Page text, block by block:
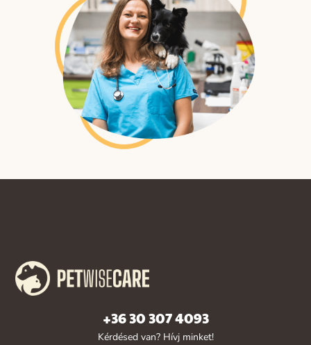
+36 30 307 4093
Kérdésed van? Hívj minket!